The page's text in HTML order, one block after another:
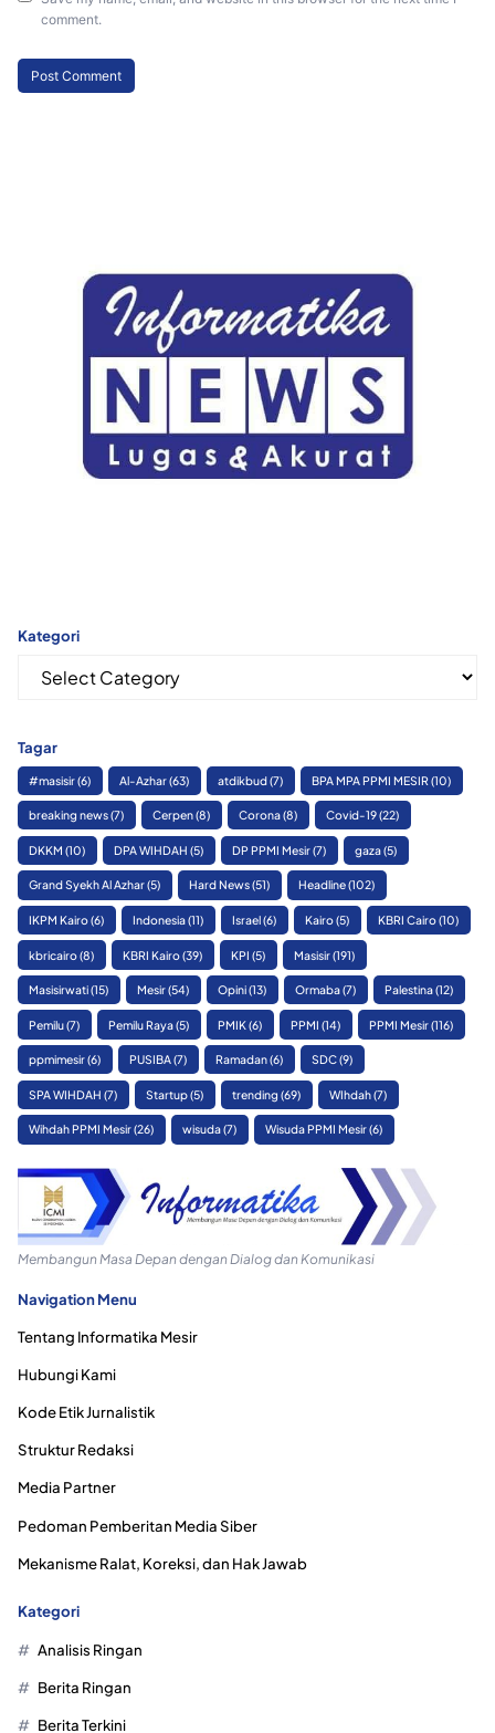
comment.
Kategori
Kategori
Tagar
#masisir(6) Al-Azhar(63) atdikbud(7) BPA MPA PPMI MESIR(10)
breaking news(7) Cerpen(8) Corona(8) Covid-19(22)
DKKM (10) DPA WIHDAH (5) DP PPMI Mesir(7) gaza(5)
Grand Syekh Al Azhar(5) Hard News(51) Headline(102)
IKPM Kairo(6) Indonesia(11) Israel(6) Kairo(5) KBRI Cairo(10)
kbricairo(8) KBRI Kairo(39) KPI (5) Masisir(191)
Masisirwati(15) Mesir(54) Opini(13) Ormaba(7) Palestina(12)
Pemilu(7) Pemilu Raya(5) PMIK(6) PPMI (14) PPMI Mesir(116)
ppmimesir(6) PUSIBA(7) Ramadan(6) SDC(9)
SPA WIHDAH (7) Startup(5) trending (69) WIhdah(7)
Wihdah PPMI Mesir(26) wisuda(7) Wisuda PPMI Mesir(6)
Membangun Masa Depan dengan Dialog dan Komunikasi
Navigation Menu
Tentang Informatika Mesir
Hubungi Kami
Kode Etik Jurnalistik
Struktur Redaksi
Media Partner
Pedoman Pemberitan Media Siber
Mekanisme Ralat, Koreksi, dan Hak Jawab
Kategori
Analisis Ringan
Berita Ringan
Berita Terkini